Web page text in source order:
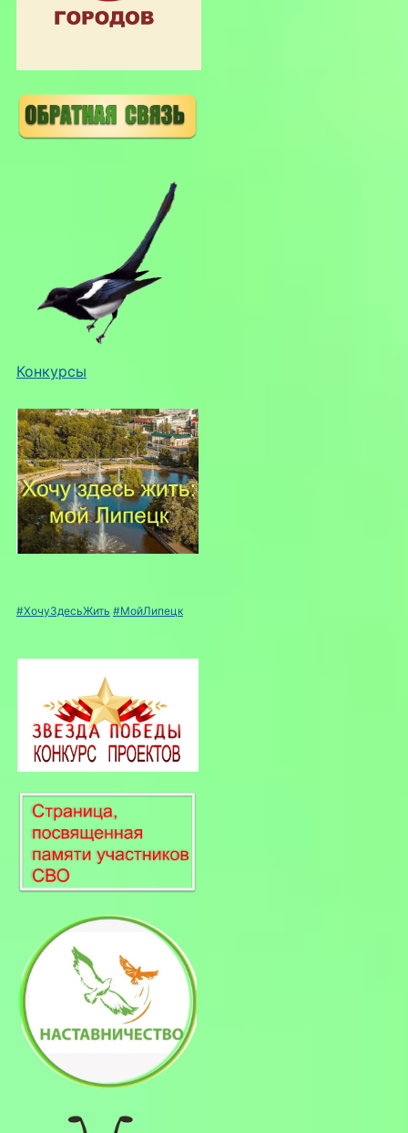
Конкурсы
#ХочуЗдесьЖить #МойЛипецк